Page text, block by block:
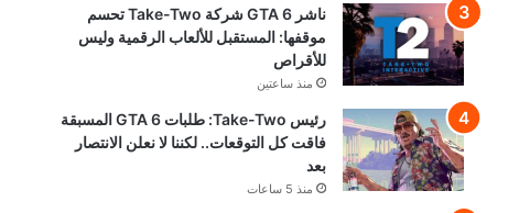
ناشر GTA 6 شركة Take-Two تحسم
موقفها: المستقبل للألعاب الرقمية وليس
للأقراص
منذ ساعتين
رئيس Take-Two: طلبات GTA 6 المسبقة
فاقت كل التوقعات.. لكننا لا نعلن الانتصار
بعد
منذ 5 ساعات